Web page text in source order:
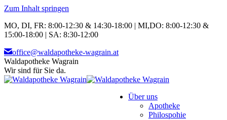
Zum Inhalt springen
MO, DI, FR: 8:00-12:30 & 14:30-18:00 | MI,DO: 8:00-12:30 &
15:00-18:00 | SA: 8:30-12:00
office@waldapotheke-wagrain.at
Waldapotheke Wagrain
Wir sind für Sie da.
Über uns
Apotheke
Philospohie